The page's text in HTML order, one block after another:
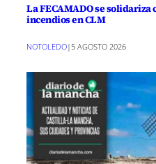
La FECAMADO se solidariza
incendios en CLM
NOTOLEDO| 5 AGOSTO 2026